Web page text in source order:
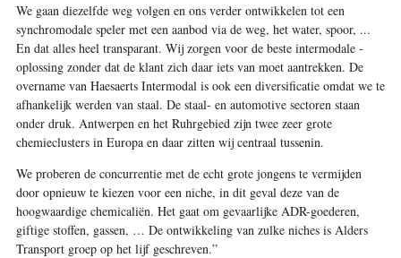
We gaan diezelfde weg volgen en ons verder ontwikkelen tot een
synchromodale speler met een aanbod via de weg, het water, spoor, ...
En dat alles heel transparant. Wij zorgen voor de beste intermodale ­
oplossing zonder dat de klant zich daar iets van moet ­aantrekken. De
overname van Haesaerts Intermodal is ook een diversificatie omdat we te
afhankelijk werden van staal. De staal- en ­automotive sectoren staan
onder druk. Antwerpen en het Ruhrgebied zijn twee zeer grote
chemieclusters in Europa en daar zitten wij centraal tussenin.
We proberen de concurrentie met de echt grote jongens te vermijden
door opnieuw te kiezen voor een niche, in dit geval deze van de
hoogwaardige chemicaliën. Het gaat om gevaarlijke ADR-goederen,
giftige stoffen, gassen, … De ontwikkeling van zulke niches is Alders
Transport groep op het lijf geschreven.”